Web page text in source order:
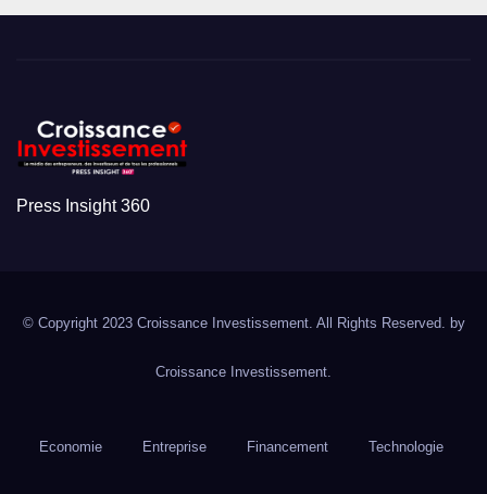
Press Insight 360
© Copyright 2023 Croissance Investissement. All Rights Reserved. by
Croissance Investissement.
Economie Entreprise Financement Technologie